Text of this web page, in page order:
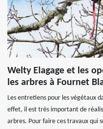
Welty Elagage et les
les arbres à Fournet
Les entretiens pour les végétaux
effet, il est très important de
arbres. Pour faire ces travaux qui